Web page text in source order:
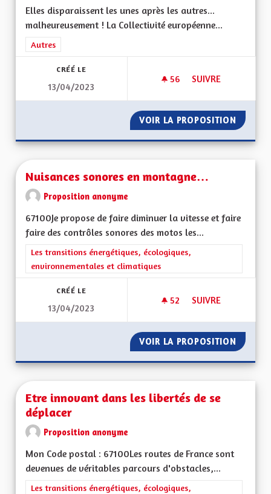
Elles disparaissent les unes après les autres...
malheureusement ! La Collectivité européenne...
Filtrer les résultats de la catégorie : Autres
Autres
CRÉÉ LE
13/04/2023
56 56 ABONNÉS
SUIVRE
VOIR LA PROPOSITION
Nuisances sonores en montagne…
Proposition anonyme
67100Je propose de faire diminuer la vitesse et faire
faire des contrôles sonores des motos les...
Filtrer les résultats de la catégorie : Les transitions
Les transitions énergétiques, écologiques,
environnementales et climatiques
CRÉÉ LE
13/04/2023
52 52 ABONNÉS
SUIVRE
VOIR LA PROPOSITION
Etre innovant dans les libertés de se
déplacer
Proposition anonyme
Mon Code postal : 67100Les routes de France sont
devenues de véritables parcours d'obstacles,...
Filtrer les résultats de la catégorie : Les transitions
Les transitions énergétiques, écologiques,